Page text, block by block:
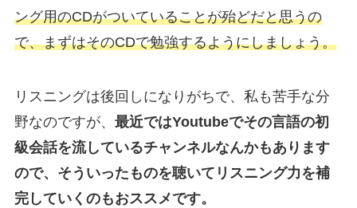
ング用のCDがついていることが殆どだと思うの
で、まずはそのCDで勉強するようにしましょう。
リスニングは後回しになりがちで、私も苦手な分
野なのですが、 最近ではYoutubeでその言語の初
級会話を流しているチャンネルなんかもあります
ので、そういったものを聴いてリスニング力を補
完していくのもおススメです。